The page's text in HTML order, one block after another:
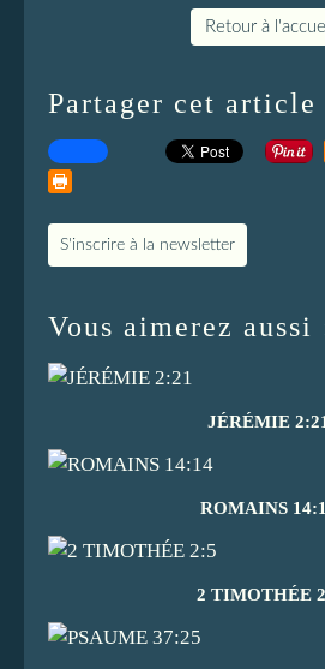
Retour à
Partager cet article
S'inscrire à la newsletter
Vous aimerez aussi
JÉRÉMIE 2:21
ROMAINS
2 TIMOTHÉE